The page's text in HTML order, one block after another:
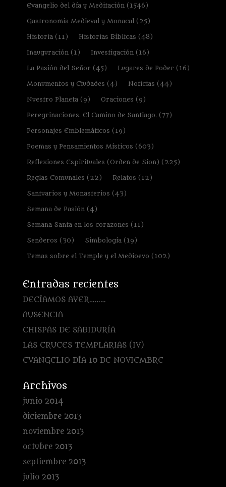
Evangelio del día y Meditación(1546)
Gastronomía Medieval y Monacal(25)
Historia(11) Historias Bíblicas (48)
Inauguración(1) Investigación(16)
La Pasión del Señor (45) Lugares de Poder (16)
Monumentos y Ciudades (4) Noticias (44)
Nuestro Planeta(9) Oraciones (9)
Peregrinaciones. El Camino de Santiago.(77)
Personajes Emblemáticos (19)
Poemas y Pensamientos Místicos (603)
Reflexiones Espirituales (Orden de Sion) (225)
Reglas Comunales (22) Relatos (12)
Santuarios y Monasterios (43)
Semana de Pasión(4)
Semana Santa en los corazones (11)
Senderos (30) Simbología(19)
Temas sobre el Temple y el Medioevo (102)
Entradas recientes
DECÍAMOS AYER………
AUSENCIA
CHISPAS DE SABIDURÍA
LAS CRUCES TEMPLARIAS (IV)
EVANGELIO DÍA 10 DE NOVIEMBRE
Archivos
junio 2014
diciembre 2013
noviembre 2013
octubre 2013
septiembre 2013
julio 2013